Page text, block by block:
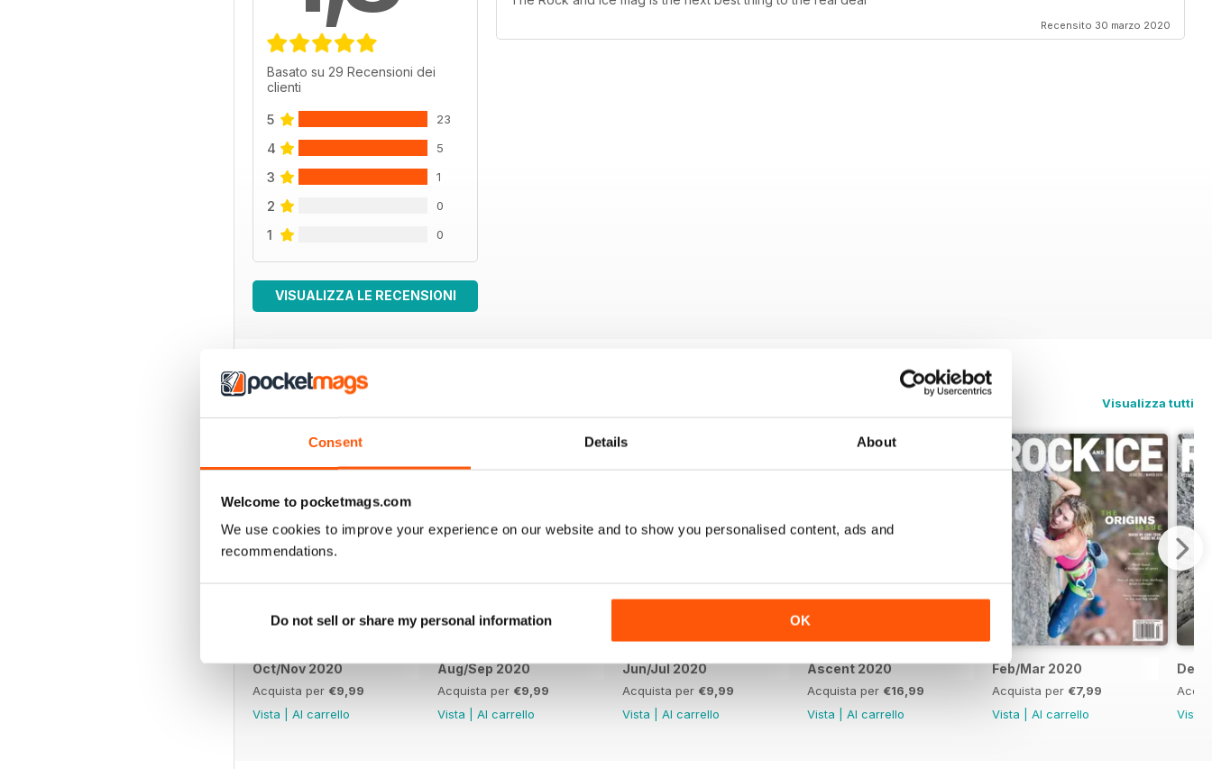
Consent Details About
Welcome to pocketmags.com
We use cookies to improve your experience on our website and to show you personalised content, ads and
recommendations.
Do not sell or share my personal information OK
Basato su 29 Recensioni dei
clienti
5 23
4 5
3 1
2 0
1 0
VISUALIZZA LE RECENSIONI
Recensito 30 marzo 2020
Visualizza tutti
Oct/Nov 2020
Acquista per €9,99
Vista
Al carrello
Aug/Sep 2020
Acquista per €9,99
Vista
Al carrello
Jun/Jul 2020
Acquista per €9,99
Vista
Al carrello
Ascent 2020
Acquista per €16,99
Vista
Al carrello
Feb/Mar 2020
Acquista per €7,99
Vista
Al carrello
Dec/
Vista